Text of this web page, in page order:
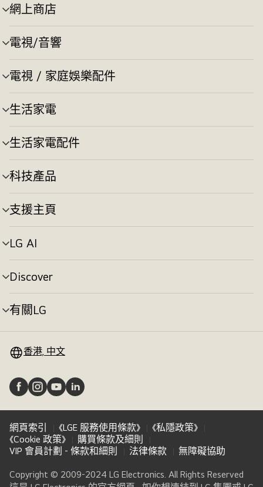
網上商店
選
單
切
換
電視/音響
選
單
切
換
電視 / 家庭娛樂配件
選
單
切
換
生活家電
選
單
切
換
生活家電配件
選
單
切
換
科技產品
選
單
切
換
支援主頁
選
單
切
換
LG AI
選
單
切
換
Discover
選
單
切
換
有關LG
選
換 香港, 中文
網頁索引 《LGE 服務使用條款》
《私隱政策》
《Cookie 政策》
購買條款及細則
VIP 會員計劃 - 條款和細則
法律條款 無障礙協助
Copyright © 2009-2024 LG Electronics. All Rights Reserved